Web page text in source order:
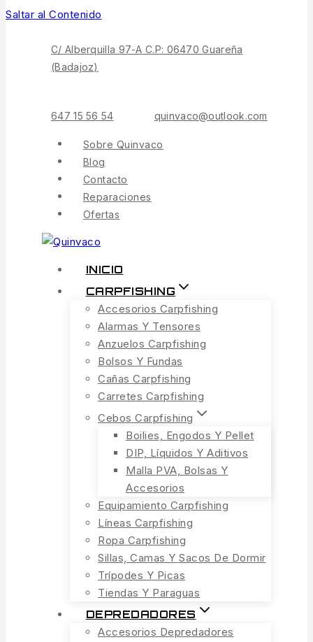
Saltar al Contenido
C/ Alberquilla 97-A C.P: 06470 Guareña
(Badajoz)
647 15 56 54 quinvaco@outlook.com
Sobre Quinvaco
Blog
Contacto
Reparaciones
Ofertas
INICIO
CARPFISHING
Accesorios Carpfishing
Alarmas Y Tensores
Anzuelos Carpfishing
Bolsos Y Fundas
Cañas Carpfishing
Carretes Carpfishing
Cebos Carpfishing
Boilies, Engodos Y Pellet
DIP, Líquidos Y Aditivos
Malla PVA, Bolsas Y
Accesorios
Equipamiento Carpfishing
Líneas Carpfishing
Ropa Carpfishing
Sillas, Camas Y Sacos De Dormir
Trípodes Y Picas
Tiendas Y Paraguas
DEPREDADORES
Accesorios Depredadores